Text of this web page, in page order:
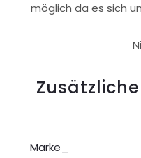
möglich da es sich
Marke_